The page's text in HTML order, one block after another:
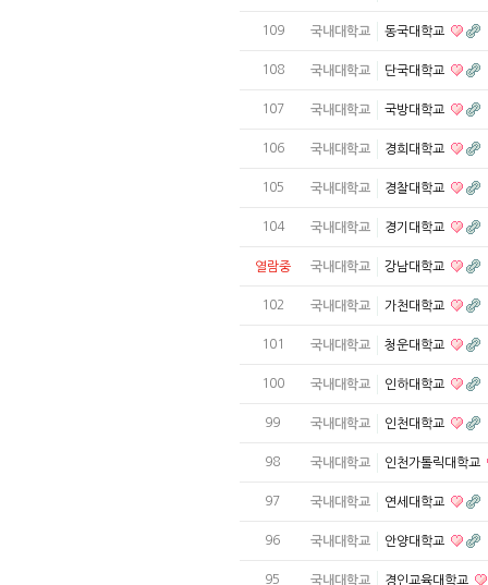
109 국내대학교 동국대학교
108 국내대학교 단국대학교
107 국내대학교 국방대학교
106 국내대학교 경희대학교
105 국내대학교 경찰대학교
104 국내대학교 경기대학교
열람중 국내대학교 강남대학교
102 국내대학교 가천대학교
101 국내대학교 청운대학교
100 국내대학교 인하대학교
99 국내대학교 인천대학교
98 국내대학교 인천가톨릭대학교
97 국내대학교 연세대학교
96 국내대학교 안양대학교
95 국내대학교 경인교육대학교